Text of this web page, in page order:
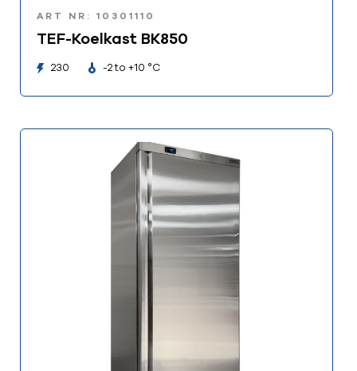
ART NR: 10301110
TEF-Koelkast BK850
230 -2 to +10 °C